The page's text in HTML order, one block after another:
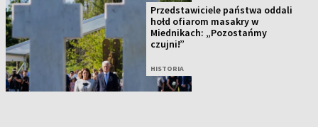
Przedstawiciele państwa oddali
hołd ofiarom masakry w
Miednikach: „Pozostańmy
czujni!”
HISTORIA